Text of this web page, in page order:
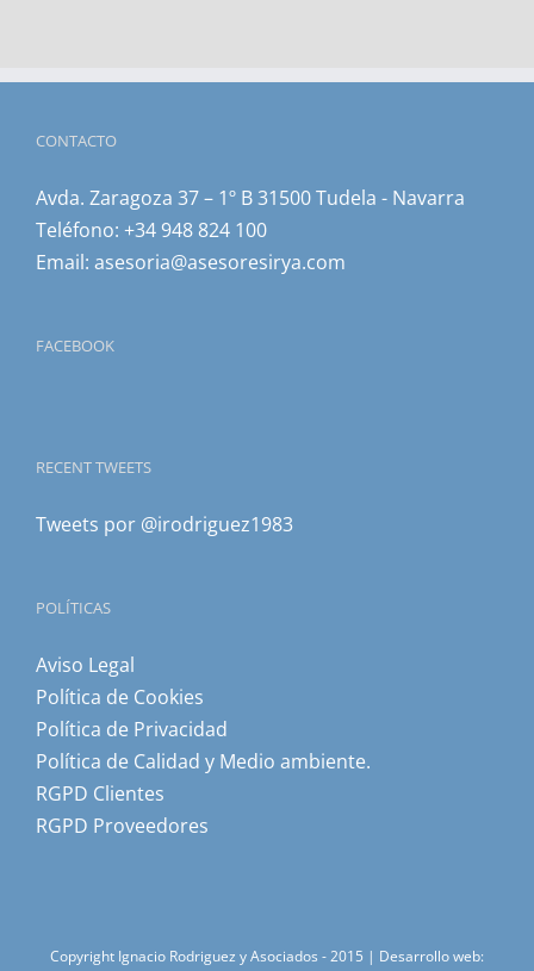
CONTACTO
Avda. Zaragoza 37 – 1º B 31500 Tudela - Navarra
Teléfono: +34 948 824 100
Email: asesoria@asesoresirya.com
FACEBOOK
RECENT TWEETS
Tweets por @irodriguez1983
POLÍTICAS
Aviso Legal
Política de Cookies
Política de Privacidad
Política de Calidad y Medio ambiente.
RGPD Clientes
RGPD Proveedores
Copyright Ignacio Rodriguez y Asociados - 2015 | Desarrollo web: